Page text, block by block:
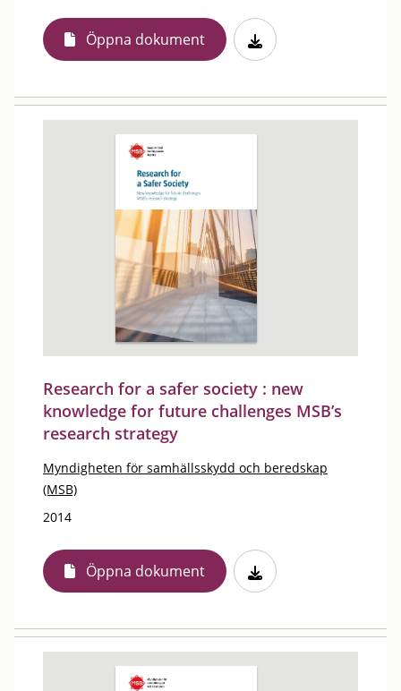
Öppna dokument
Research for a safer society : new
knowledge for future challenges MSB’s
research strategy
Myndigheten för samhällsskydd och beredskap
(MSB)
2014
Öppna dokument